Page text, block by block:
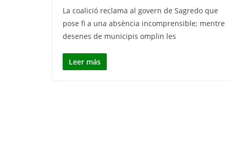
La coalició reclama al govern de Sagredo que
pose fi a una absència incomprensible; mentre
desenes de municipis omplin les
Leer más